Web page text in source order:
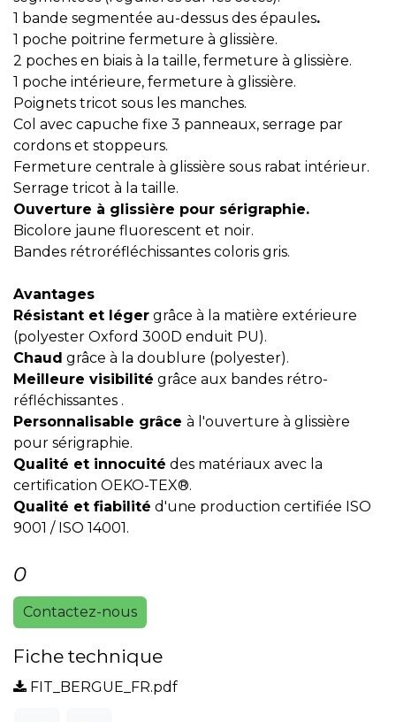
1 bande segmentée au-dessus des épaules.
1 poche poitrine fermeture à glissière.
2 poches en biais à la taille, fermeture à glissière.
1 poche intérieure, fermeture à glissière.
Poignets tricot sous les manches.
Col avec capuche fixe 3 panneaux, serrage par
cordons et stoppeurs.
Fermeture centrale à glissière sous rabat intérieur.
Serrage tricot à la taille.
Ouverture à glissière pour sérigraphie.
Bicolore jaune fluorescent et noir.
Bandes rétroréfléchissantes coloris gris.
Avantages
Résistant et léger grâce à la matière extérieure
(polyester Oxford 300D enduit PU).
Chaud grâce à la doublure (polyester).
Meilleure visibilité grâce aux bandes rétro-
réfléchissantes .
Personnalisable grâce à l'ouverture à glissière
pour sérigraphie.
Qualité et innocuité des matériaux avec la
certification OEKO-TEX®.
Qualité et fiabilité d'une production certifiée ISO
9001 / ISO 14001.
0
Contactez-nous
Fiche technique
FIT_BERGUE_FR.pdf